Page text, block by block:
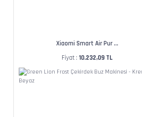
Xiaomi Smart Air Pur ...
Fiyat : 10.232,09 TL